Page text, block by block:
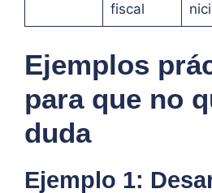
fiscal
Ejemplos
para que no
duda
Ejemplo 1: